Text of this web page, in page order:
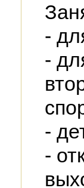
-
-
-
-